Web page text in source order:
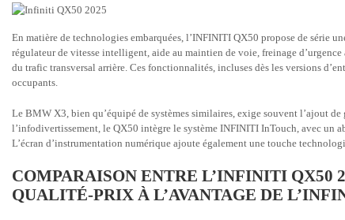
En matière de technologies embarquées, l’INFINITI QX50 propose de série
régulateur de vitesse intelligent, aide au maintien de voie, freinage
du trafic transversal arrière. Ces fonctionnalités, incluses dès les versions
occupants.
Le BMW X3, bien qu’équipé de systèmes similaires, exige souvent l’ajout
l’infodivertissement, le QX50 intègre le système INFINITI InTouch, avec un
L’écran d’instrumentation numérique ajoute également une touche
COMPARAISON ENTRE L’INFINITI QX50
QUALITÉ-PRIX À L’AVANTAGE DE